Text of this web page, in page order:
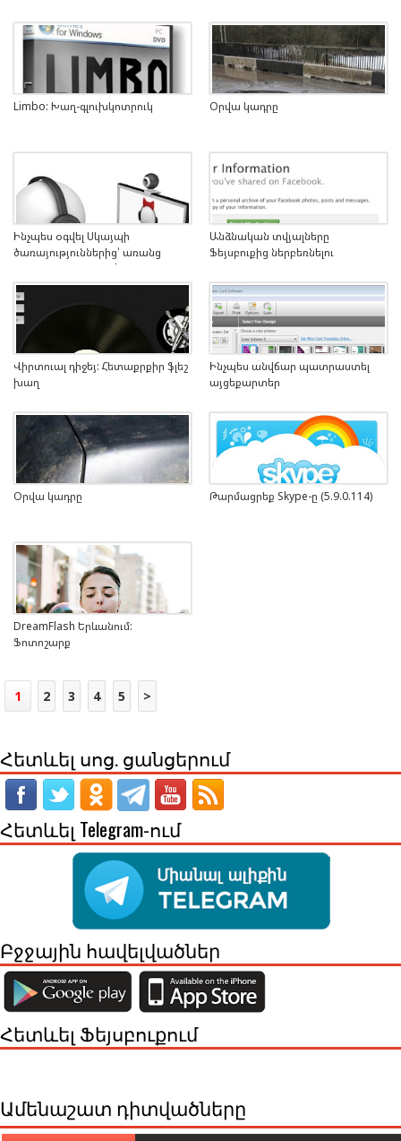
Limbo: Խաղ-գլուխկոտրուկ Օրվա կադրը
Ինչպես օգվել Սկայպի
ծառայություններից՝ առանց
համակարգչի մեջ Skype ծրագիր
տեղադրելու
Անձնական տվյալները
Ֆեյսբուքից ներբեռնելու
տվյալներով
Վիրտուալ դիջեյ: Հետաքրքիր ֆլեշ
խաղ
Ինչպես անվճար պատրաստել
այցեքարտեր
Օրվա կադրը Թարմացրեք Skype-ը (5.9.0.114)
DreamFlash Երևանում:
Ֆոտոշարք
1 2 3 4 5 >
Հետևել սոց. ցանցերում
Հետևել Telegram-ում
Բջջային հավելվածներ
Հետևել Ֆեյսբուքում
Ամենաշատ դիտվածները